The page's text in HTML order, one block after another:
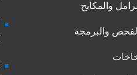
والمكابح
والبرمجة